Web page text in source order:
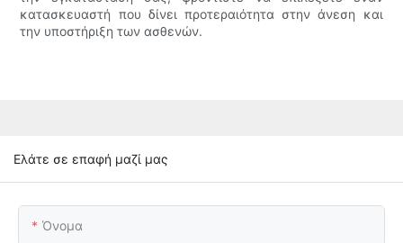
κατασκευαστή που δίνει προτεραιότητα στην άνεση και
την υποστήριξη των ασθενών.
Ελάτε σε επαφή μαζί μας
Όνομα